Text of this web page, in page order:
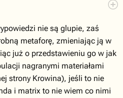
nie są glupie, zaś
metaforę, zmieniając ją w
już o przedstawieniu go w jak
nagranymi materiałami
strony Krowina), jeśli to nie
i matrix to nie wiem co nimi